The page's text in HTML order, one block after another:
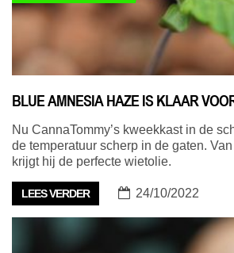
BLUE AMNESIA HAZE IS KLAAR
Nu CannaTommy’s kweekkast in de
de temperatuur scherp in de gaten.
krijgt hij de perfecte wietolie.
LEES VERDER 24/10/2022